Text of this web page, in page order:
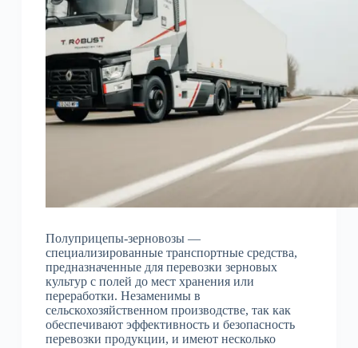
Полуприцепы-зерновозы —
специализированные транспортные средства,
предназначенные для перевозки зерновых
культур с полей до мест хранения или
переработки. Незаменимы в
сельскохозяйственном производстве, так как
обеспечивают эффективность и безопасность
перевозки продукции, и имеют несколько